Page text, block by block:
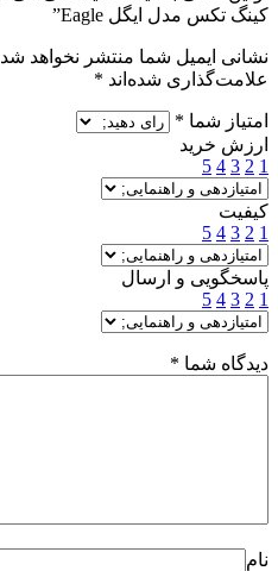
کینگ تکس مدل ایگل Eagle”
نشانی ایمیل شما منتشر نخواهد
علامت‌گذاری شده‌اند *
امتیاز شما *
ارزش خرید
1
2
3
4
5
کیفیت
1
2
3
4
5
پاسخگویی و ارسال
1
2
3
4
5
دیدگاه شما *
نام